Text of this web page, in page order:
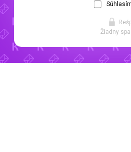
Žiadny